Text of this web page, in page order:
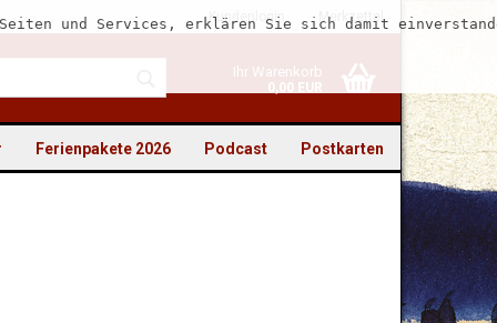
Kundenlogin Merkzettel
Ihr Warenkorb
0,00 EUR
und Services, erklären Sie sich damit
Postkarten
Podcast
Ferienpakete 2026